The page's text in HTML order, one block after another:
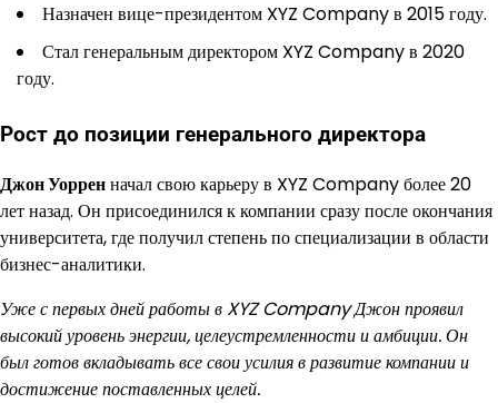
Назначен вице-президентом XYZ Company в 2015 году.
Стал генеральным директором XYZ Company в 2020
году.
Рост до позиции генерального директора
Джон Уорренначал свою карьеру в XYZ Company более 20
лет назад. Он присоединился к компании сразу после окончания
университета, где получил степень по специализации в области
бизнес-аналитики.
Уже с первых дней работы в XYZ Company Джон проявил
высокий уровень энергии, целеустремленности и амбиции. Он
был готов вкладывать все свои усилия в развитие компании и
достижение поставленных целей.